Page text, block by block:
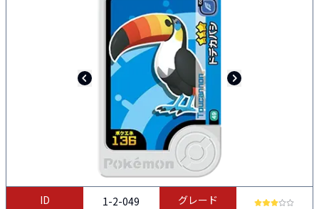
ID 1-2-049 グレード